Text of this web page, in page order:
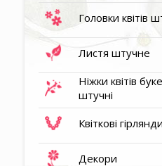
Головки квітів
Листя штучне
Ніжки квітів
штучні
Квіткові
Декори